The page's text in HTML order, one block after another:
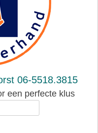
06-5518.3815
een perfecte klus